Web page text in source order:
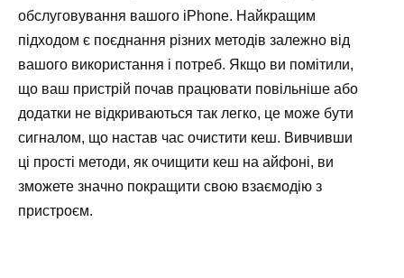
обслуговування вашого iPhone. Найкращим
підходом є поєднання різних методів залежно від
вашого використання і потреб. Якщо ви помітили,
що ваш пристрій почав працювати повільніше або
додатки не відкриваються так легко, це може бути
сигналом, що настав час очистити кеш. Вивчивши
ці прості методи, як очищити кеш на айфоні, ви
зможете значно покращити свою взаємодію з
пристроєм.